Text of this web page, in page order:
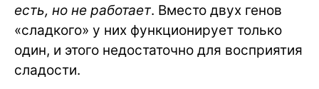
есть, но не работает. Вместо двух генов
«сладкого» у них функционирует только
один, и этого недостаточно для восприятия
сладости.